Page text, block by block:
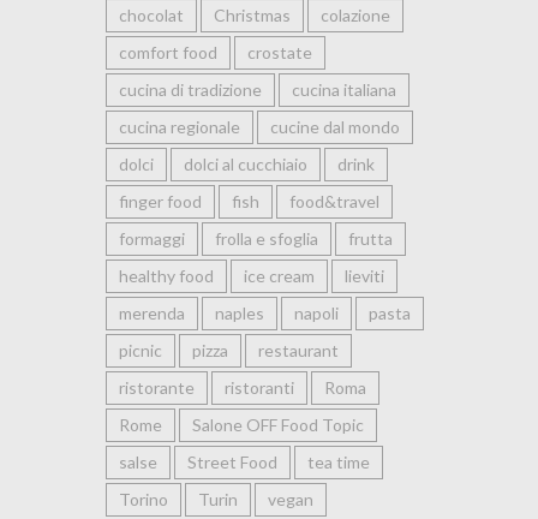
chocolat
Christmas
colazione
comfort food
crostate
cucina di tradizione
cucina italiana
cucina regionale
cucine dal mondo
dolci
dolci al cucchiaio
drink
finger food
fish
food&travel
formaggi
frolla e sfoglia
frutta
healthy food
ice cream
lieviti
merenda
naples napoli
pasta
picnic
pizza
restaurant
ristorante
ristoranti
Roma
Rome
Salone OFF Food Topic
salse
Street Food
tea time
Torino
Turin vegan